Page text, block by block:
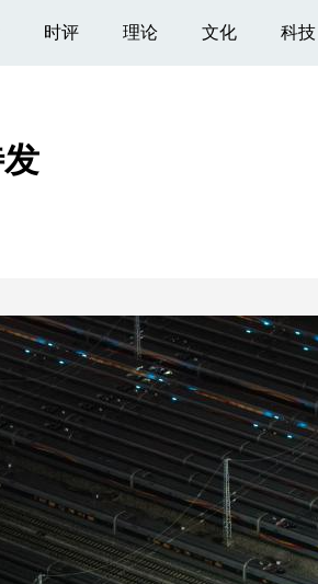
时评 理论 文化 科技